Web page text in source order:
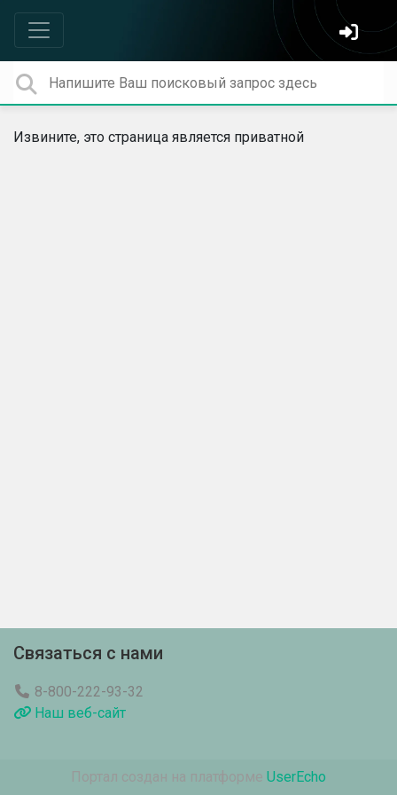
Извините, это страница является приватной
Связаться с нами
8-800-222-93-32
Наш веб-сайт
Портал создан на платформе UserEcho